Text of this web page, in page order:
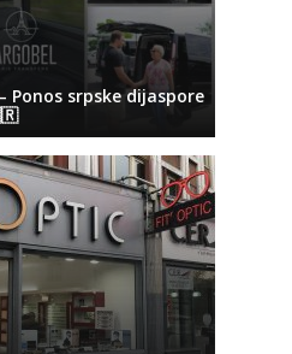
Ponos srpske dijaspore